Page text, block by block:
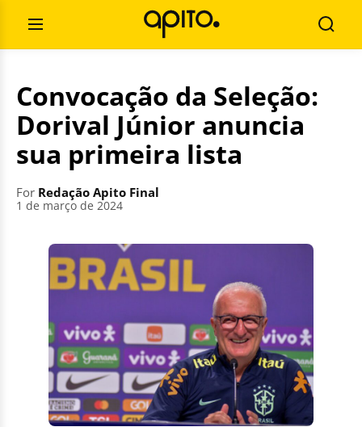
contentOpen
Menu
for:
Convocação da Seleção:
Dorival Júnior anuncia
sua primeira lista
For Redação Apito Final
1 de março de 2024